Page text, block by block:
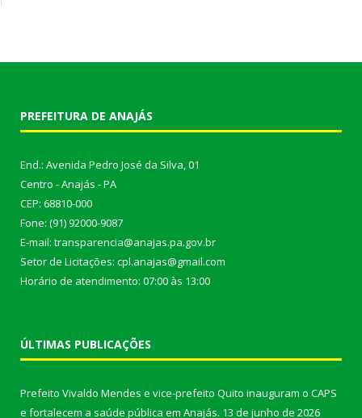
PREFEITURA DE ANAJÁS
End.: Avenida Pedro José da Silva, 01
Centro - Anajás - PA
CEP: 68810-000
Fone: (91) 92000-9087
E-mail: transparencia@anajas.pa.gov.br
Setor de Licitações: cpl.anajas@gmail.com
Horário de atendimento: 07:00 às 13:00
ÚLTIMAS PUBLICAÇÕES
Prefeito Vivaldo Mendes e vice-prefeito Quito inauguram o CAPS
e fortalecem a saúde pública em Anajás. 13 de junho de 2026